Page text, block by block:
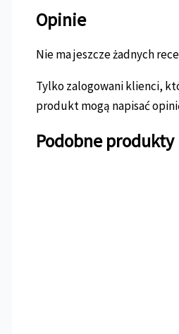
Opinie
Nie ma jeszcze żadnych
Tylko zalogowani klienci,
produkt mogą napisać
Podobne produkty